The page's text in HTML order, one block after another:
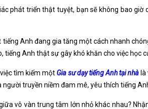
phát triển thật tuyệt, bạn sẽ không bao
Anh đang gia tăng một cách nhanh
Anh thật sự gây khó khăn cho việc học
tìm kiếm một Gia sư dạy tiếng Anh tại nhà
truyền niềm đam mê, yêu thích tiếng
vô vàn trung tâm lớn nhỏ khác nhau?